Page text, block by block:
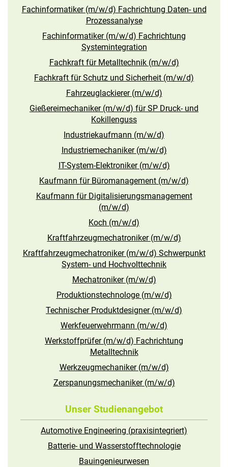
Fachinformatiker (m/w/d) Fachrichtung Daten- und
Prozessanalyse
Fachinformatiker (m/w/d) Fachrichtung
Systemintegration
Fachkraft für Metalltechnik (m/w/d)
Fachkraft für Schutz und Sicherheit (m/w/d)
Fahrzeuglackierer (m/w/d)
Gießereimechaniker (m/w/d) für SP Druck- und
Kokillenguss
Industriekaufmann (m/w/d)
Industriemechaniker (m/w/d)
IT-System-Elektroniker (m/w/d)
Kaufmann für Büromanagement (m/w/d)
Kaufmann für Digitalisierungsmanagement
(m/w/d)
Koch (m/w/d)
Kraftfahrzeugmechatroniker (m/w/d)
Kraftfahrzeugmechatroniker (m/w/d) Schwerpunkt
System- und Hochvolttechnik
Mechatroniker (m/w/d)
Produktionstechnologe (m/w/d)
Technischer Produktdesigner (m/w/d)
Werkfeuerwehrmann (m/w/d)
Werkstoffprüfer (m/w/d) Fachrichtung
Metalltechnik
Werkzeugmechaniker (m/w/d)
Zerspanungsmechaniker (m/w/d)
Unser Studienangebot
Automotive Engineering (praxisintegriert)
Batterie- und Wasserstofftechnologie
Bauingenieurwesen